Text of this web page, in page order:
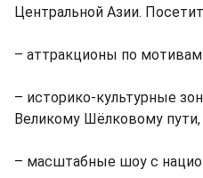
Центральной Азии.
– аттракционы по
– историко-культурные
Великому Шёлковому пути,
– масштабные шоу с